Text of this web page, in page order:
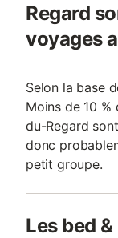
Regard
voyages
Selon la base
Moins de 10
du-Regard
donc
petit groupe.
Les bed